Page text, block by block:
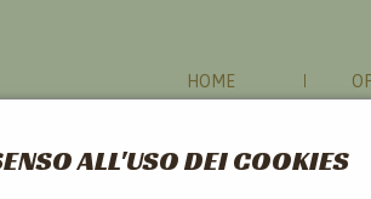
ALL'USO DEI COOKIES
HOME